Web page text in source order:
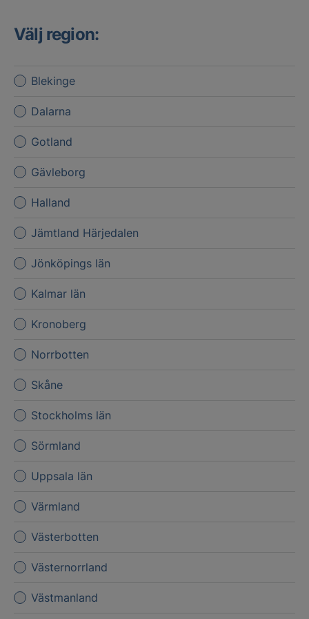
Välj region:
Blekinge
Dalarna
Gotland
Gävleborg
Halland
Jämtland Härjedalen
Jönköpings län
Kalmar län
Kronoberg
Norrbotten
Skåne
Stockholms län
Sörmland
Uppsala län
Värmland
Västerbotten
Västernorrland
Västmanland